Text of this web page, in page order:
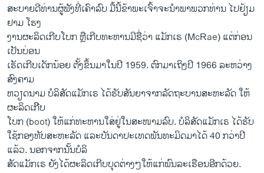
ສະບາຍດີທ່ານຜູ້ຟັງທີ່ເຄົາລົບ ມື້​ນີ້​ຂ້າພະ​ເຈົ້າ​ຈະ​ນຳພາພວກທ່າ​ນ ​ໄປ​ຢ້ຽມ​
ຢາມ ​ໂຮງ
ງານ​ຜະລິດ​ເກີບ​ໂບກ ຫຼືເກີບທະຫານມີ​ຊື່ວ່າ ​ແມັກ​ເຣ (McRae) ​ແຕ່​ກ່ອນ​
ເປັນບ່ອນ
ເຮັດ​ເກີບ​ເດັກນ້ອຍ ຕັ້ງ​ຂຶ້ນ​ມາ​ໃນ​ປີ 1959. ຕົກ​ມາ​ເຖິງ​ປີ 1966 ລະຫວ່າງ​
ສົງຄາມ
​ຫວຽດນາມ ບໍລິສັດ​ແມັກ​ເຣ ​ໄດ້​ຮັບ​ສັນຍາ​ຈາກ​ລັດຖະບານ​ສະຫະລັດ ໃຫ້​
ຜະລິດ​ເກີີບ
ໂບກ (boot) ​ໃຫ້​ແກ່​ທະຫານ​ໃສ່​ຢູ່​ໃນ​ສະໜາມ​ລົບ. ​ບໍ​ລິ​ສັດ​ແມັກ​ເຣ ​ໄດ້​ຮັບ​
ໃຊ້​ກອງທັບ​ສະຫະລັດ ​ແລະບັນດາປະ​ເທດ​ພັນທະ​ມິດມາ​ໄດ້ 40 ກວ່າ​ປີ​
ແລ້ວ. ນອກຈາ​ກນັ້ນບໍລິ
ສັດ​ແມັກ​ເຣ ຍັງ​ໄດ້​ຜະລິດ​ເກີ​ບ​ບຸດຕ່າງໆໃຫ້​ແກ່​ພົນລະ​ເຮືອນອີກ​ດ້ວຍ.